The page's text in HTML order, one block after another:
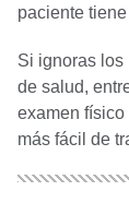
paciente
Si ignoras los
de salud,
examen físico
más fácil de